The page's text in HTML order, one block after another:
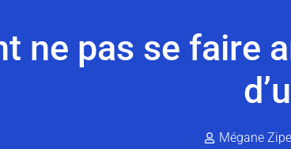
ne pas se faire
Mégane